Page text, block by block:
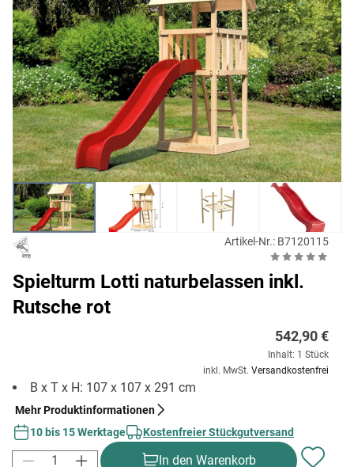
Artikel-Nr.: B7120115
Spielturm Lotti naturbelassen inkl.
Rutsche rot
542,90 €
Inhalt: 1 Stück
inkl. MwSt. Versandkostenfrei
B x T x H: 107 x 107 x 291 cm
Mehr Produktinformationen
10 bis 15 Werktage
Kostenfreier Stückgutversand
In den Warenkorb